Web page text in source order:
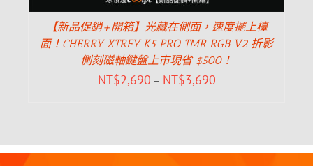
【新品促銷+開箱】光藏在側面，速度擺上檯
面！CHERRY XTRFY K5 PRO TMR RGB V2 折影
側刻磁軸鍵盤上市現省 $500！
NT$2,690 – NT$3,690